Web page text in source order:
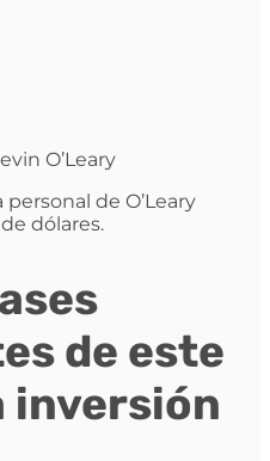
O’Leary
de O’Leary
dólares.
de este
inversión